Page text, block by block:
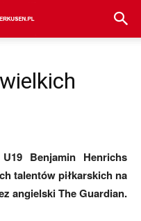
Benjamin Henrichs
talentów piłkarskich na
angielski The Guardian.